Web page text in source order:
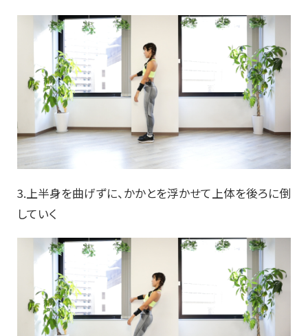
3.上半身を曲げずに、かかとを浮かせて上体を後ろに倒
していく